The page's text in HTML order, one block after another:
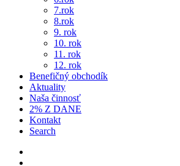
7.rok
8.rok
9. rok
10. rok
11. rok
12. rok
Benefičný obchodík
Aktuality
Naša činnosť
2% Z DANE
Kontakt
Search